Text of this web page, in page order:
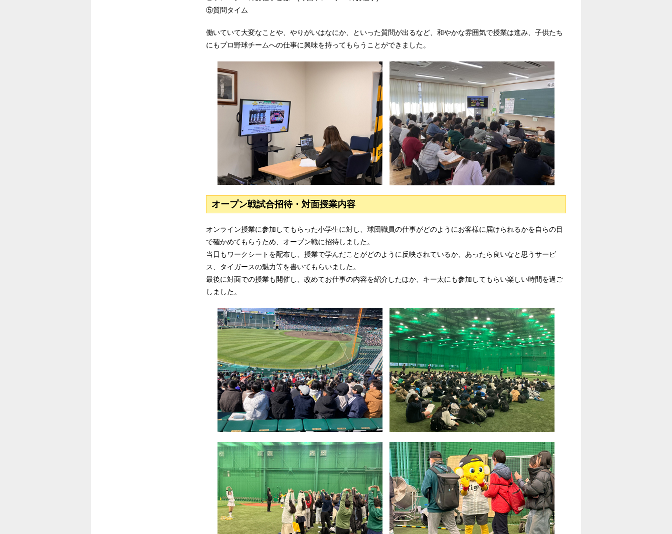
⑤質問タイム
働いていて大変なことや、やりがいはなにか、といった質問が出るなど、和やかな雰囲気で授業は進み、子供たち
にもプロ野球チームへの仕事に興味を持ってもらうことができました。
オープン戦試合招待・対面授業内容
オンライン授業に参加してもらった小学生に対し、球団職員の仕事がどのようにお客様に届けられるかを自らの目
で確かめてもらうため、オープン戦に招待しました。
当日もワークシートを配布し、授業で学んだことがどのように反映されているか、あったら良いなと思うサービ
ス、タイガースの魅力等を書いてもらいました。
最後に対面での授業も開催し、改めてお仕事の内容を紹介したほか、キー太にも参加してもらい楽しい時間を過ご
しました。